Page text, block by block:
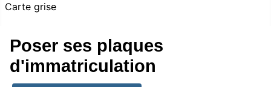
Carte grise
Poser ses plaques
d'immatriculation